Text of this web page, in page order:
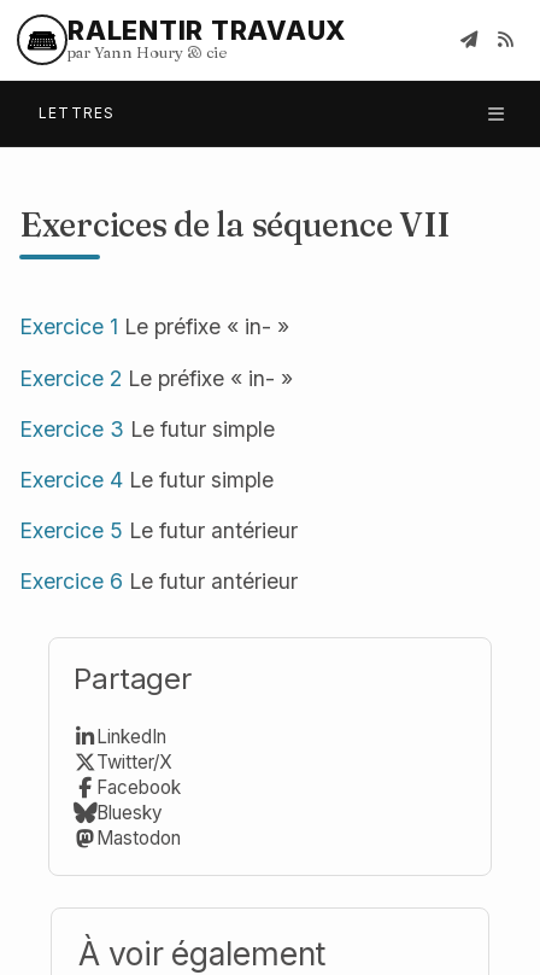
RALENTIR TRAVAUX
par Yann Houry & cie
LETTRES
Exercices de la séquence VII
Exercice 1 Le préfixe « in- »
Exercice 2 Le préfixe « in- »
Exercice 3 Le futur simple
Exercice 4 Le futur simple
Exercice 5 Le futur antérieur
Exercice 6 Le futur antérieur
Partager
LinkedIn
Twitter/X
Facebook
Bluesky
Mastodon
À voir également